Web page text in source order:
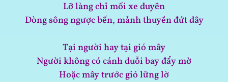
Lỡ làng chỉ mối xe duyên
Dòng sông ngược bến, mảnh thuyền đứt dây
Tại người hay tại gió mây
Người không có cánh duỗi bay đẩy mờ
Hoặc mây trước gió lững lờ